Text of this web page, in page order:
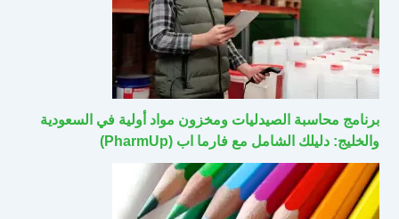
برنامج محاسبة الصيدليات ومخزون مواد أولية في السعودية
والخليج: دليلك الشامل مع فارما اب (PharmUp)